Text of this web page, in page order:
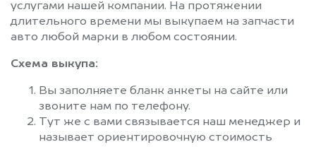
услугами нашей компании. На протяжении
длительного времени мы выкупаем на запчасти
авто любой марки в любом состоянии.
Схема выкупа:
Вы заполняете бланк анкеты на сайте или
звоните нам по телефону.
Тут же с вами связывается наш менеджер и
называет ориентировочную стоимость